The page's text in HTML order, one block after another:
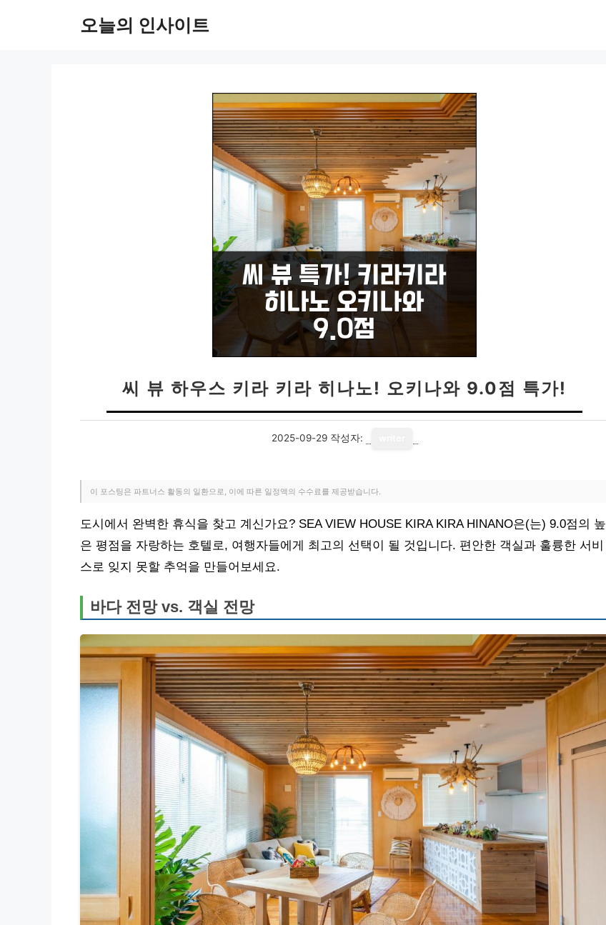
오늘의 인사이트
씨 뷰 하우스 키라 키라 히나노! 오키나와 9.0점 특가!
2025-09-29 작성자:
이 포스팅은 파트너스 활동의 일환으로, 이에 따른 일정액의 수수료를 제공받습니다.
도시에서 완벽한 휴식을 찾고 계신가요? SEA VIEW HOUSE KIRA KIRA HINANO은(는) 9.0점의 높
은 평점을 자랑하는 호텔로, 여행자들에게 최고의 선택이 될 것입니다. 편안한 객실과 훌륭한 서비
스로 잊지 못할 추억을 만들어보세요.
바다 전망 vs. 객실 전망